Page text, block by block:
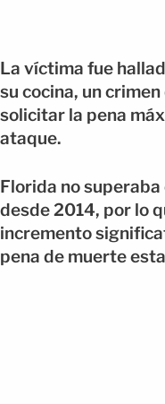
La víctima fue
su cocina, un
solicitar la pena
ataque.
Florida no
desde 2014, por lo
incremento
pena de muerte